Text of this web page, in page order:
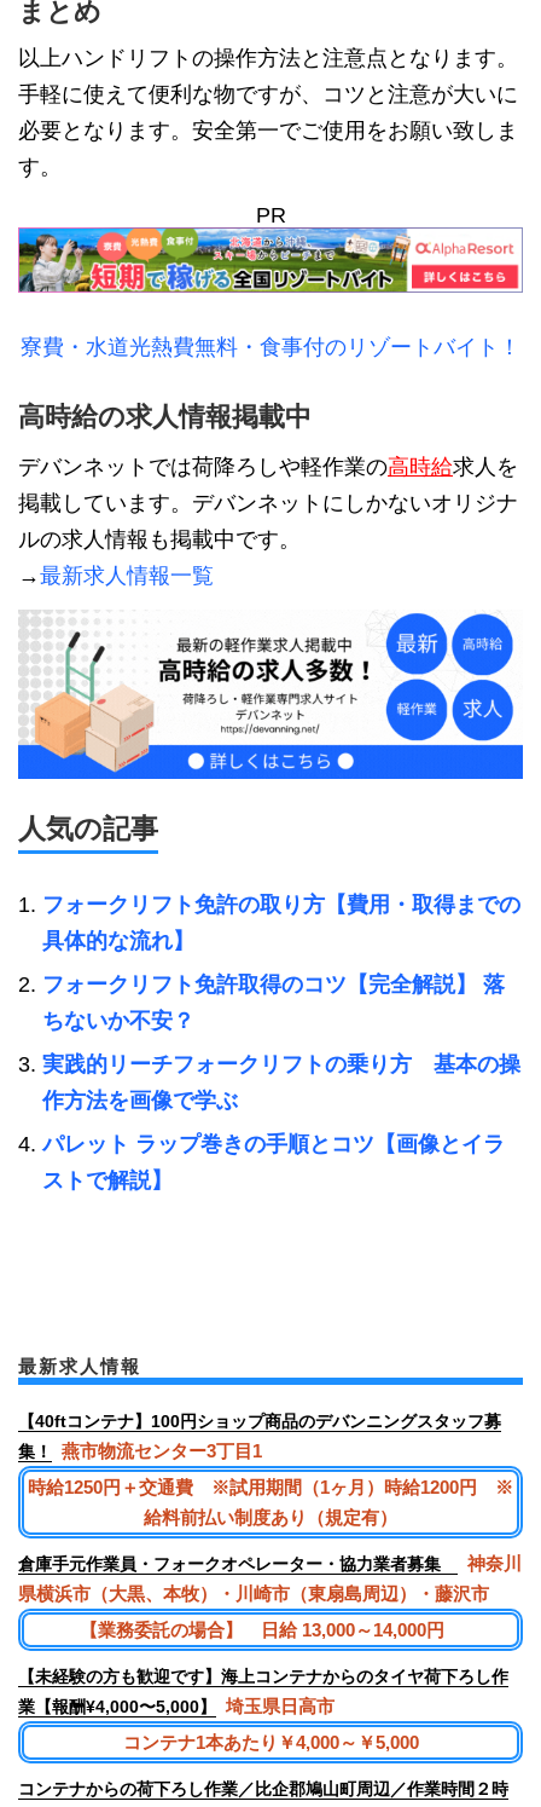
まとめ
以上ハンドリフトの操作方法と注意点となります。
手軽に使えて便利な物ですが、コツと注意が大いに
必要となります。安全第一でご使用をお願い致しま
す。
PR
寮費・水道光熱費無料・食事付のリゾートバイト！
高時給の求人情報掲載中
デバンネットでは荷降ろしや軽作業の高時給求人を
掲載しています。デバンネットにしかないオリジナ
ルの求人情報も掲載中です。
→最新求人情報一覧
人気の記事
フォークリフト免許の取り方【費用・取得までの
具体的な流れ】
フォークリフト免許取得のコツ【完全解説】 落
ちないか不安？
実践的リーチフォークリフトの乗り方 基本の操
作方法を画像で学ぶ
パレット ラップ巻きの手順とコツ【画像とイラ
ストで解説】
最新求人情報
【40ftコンテナ】100円ショップ商品のデバンニングスタッフ募
集！
燕市物流センター3丁目1
時給1250円＋交通費 ※試用期間（1ヶ月）時給1200円 ※
給料前払い制度あり（規定有）
倉庫手元作業員・フォークオペレーター・協力業者募集
神奈川
県横浜市（大黒、本牧）・川崎市（東扇島周辺）・藤沢市
【業務委託の場合】 日給 13,000～14,000円
【未経験の方も歓迎です】海上コンテナからのタイヤ荷下ろし作
業【報酬¥4,000〜5,000】
埼玉県日高市
コンテナ1本あたり￥4,000～￥5,000
コンテナからの荷下ろし作業／比企郡鳩山町周辺／作業時間２時